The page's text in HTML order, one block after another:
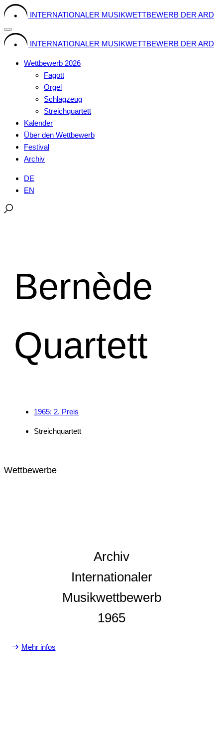
Skip
content
INTERNATIONALER MUSIKWETTBEWERB DER ARD
INTERNATIONALER MUSIKWETTBEWERB DER ARD
Wettbewerb 2026
Fagott
Orgel
Schlagzeug
Streichquartett
Kalender
Über den Wettbewerb
Festival
Archiv
DE
EN
Bernède
Quartett
1965: 2. Preis
Streichquartett
Wettbewerbe
Archiv
Internationaler
Musikwettbewerb
1965
Mehr infos